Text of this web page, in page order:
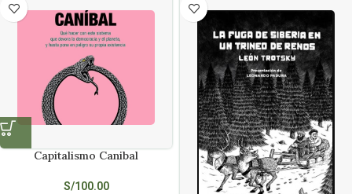
Capitalismo Canibal
S/100.00